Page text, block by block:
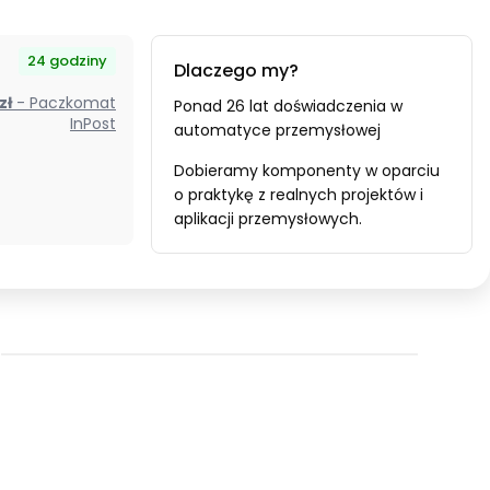
24 godziny
- Paczkomat
InPost
Dlaczego my?
Ponad 26 lat doświadczenia w
automatyce przemysłowej
Dobieramy komponenty w oparciu
o praktykę z realnych projektów i
aplikacji przemysłowych.